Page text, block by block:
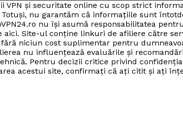
VPN și securitate online cu scop strict
nu garantăm că informațiile sunt
nu își asumă responsabilitatea
Site-ul conține linkuri de afiliere către
niciun cost suplimentar pentru
nu influențează evaluările și
Pentru decizii critice privind
acestui site, confirmați că ați citit și ați